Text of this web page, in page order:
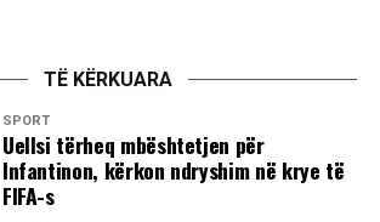
TË KËRKUARA
SPORT
Uellsi tërheq mbështetjen për
Infantinon, kërkon ndryshim në krye të
FIFA-s